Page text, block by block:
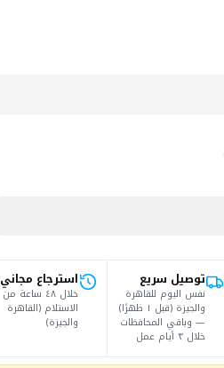
توصيل سريع
نفس اليوم للقاهرة
والجيزة (قبل ١ ظهرًا)
— وباقي المحافظات
خلال ٣ أيام عمل
استرجاع مجاني
خلال ٤٨ ساعة من
الاستلام (القاهرة
والجيزة)